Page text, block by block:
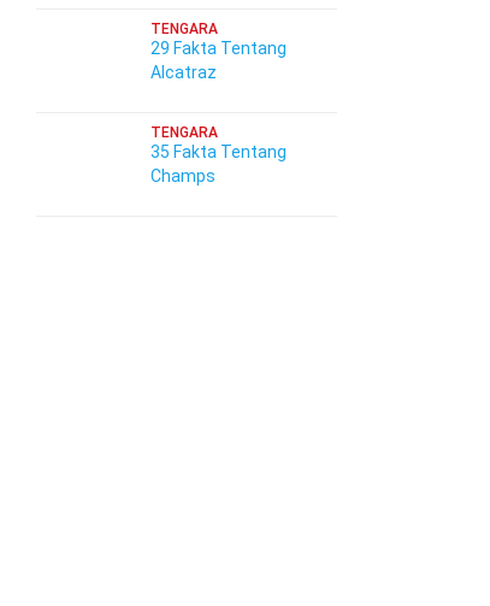
TENGARA
29 Fakta Tentang
Alcatraz
TENGARA
35 Fakta Tentang
Champs